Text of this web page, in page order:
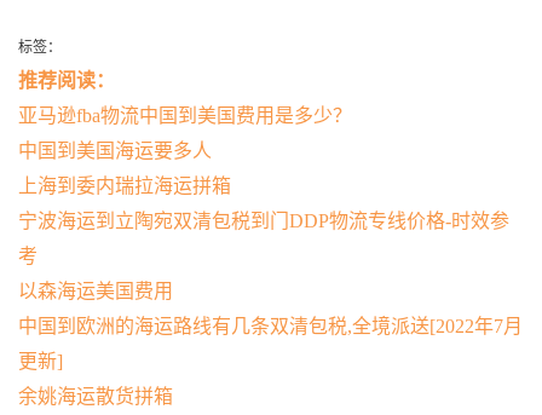
标签：
推荐阅读：
亚马逊fba物流中国到美国费用是多少？
中国到美国海运要多人
上海到委内瑞拉海运拼箱
宁波海运到立陶宛双清包税到门DDP物流专线价格-时效参
考
以森海运美国费用
中国到欧洲的海运路线有几条双清包税,全境派送[2022年7月
更新]
余姚海运散货拼箱